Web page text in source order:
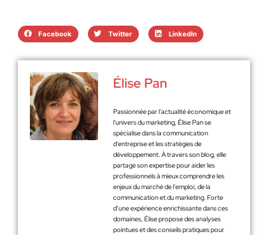
Facebook Twitter LinkedIn
Élise Pan
Passionnée par l'actualité économique et
l'univers du marketing, Élise Pan se
spécialise dans la communication
d'entreprise et les stratégies de
développement. À travers son blog, elle
partage son expertise pour aider les
professionnels à mieux comprendre les
enjeux du marché de l'emploi, de la
communication et du marketing. Forte
d’une expérience enrichissante dans ces
domaines, Élise propose des analyses
pointues et des conseils pratiques pour